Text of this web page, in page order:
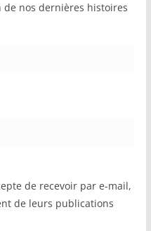
nos dernières histoires
de recevoir par e-mail,
de leurs publications